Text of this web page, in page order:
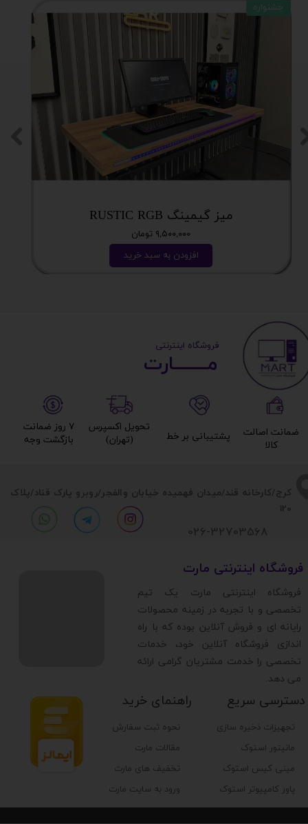
میز گیمینگ RUSTIC RGB
۹,۵۰۰,۰۰۰ تومان
افزودن به سبد خرید
جشنواره
​​کرج/کارخانه قند/میدان فهمیده خیابان والفجر/روبرو پارک قناد/پلاک
120
تجهیزات ذخیره سازی
مانیتور استوک
مینی کیس استوک
پاور کامپیوتر استوک
دسترسی سریع راهنمای خرید
نحوه ثبت سفارش
مقالات مارت
تخفیف های مارت
ورود به سایت مارت
​فروشگاه اینترنتی مارت
​فروشگاه اینترنتی مارت یک تیم
تخصصی و با تجربه در زمینه محصولات
رایانه ای و فروش آنلاین بوده که با راه
اندازی فروشگاه آنلاین خود، خدمات
تخصصی را خدمت مشتریان گرامی ارائه
می دهد.
026-32703568
مــــــــارت​​​​​​
​ ​فروشگاه اینترنتی
۷ روز ضمانت
بازگشت وجه​​​​​​​
تحویل اکسپرس
(تهران)​​​​​​​
پشتیبانی بر خط​​​​​​​
ضمانت اصالت
کالا​​​​​​​